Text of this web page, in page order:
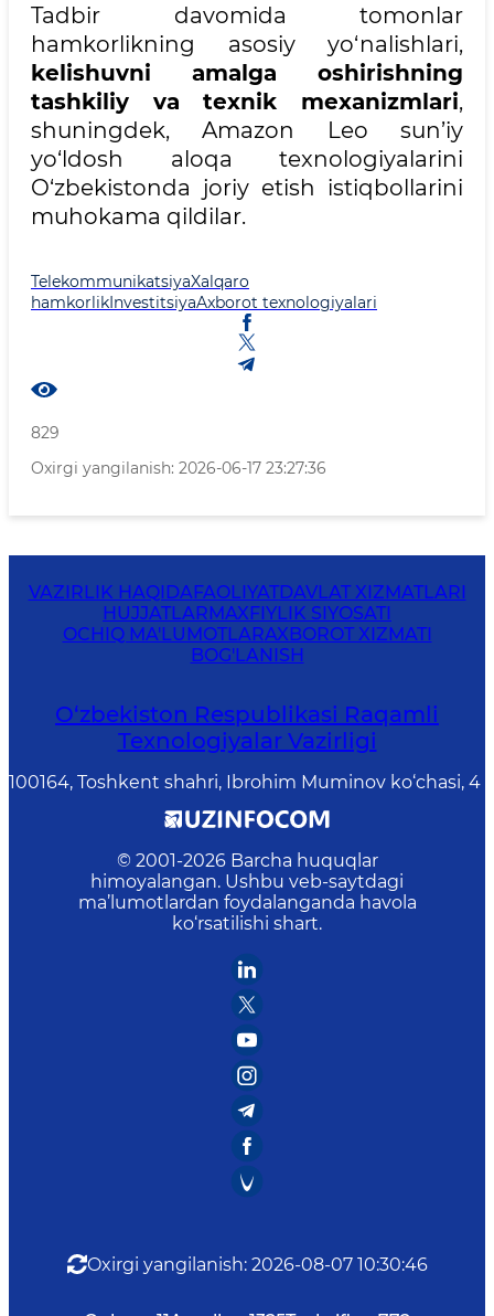
Tadbir davomida tomonlar
hamkorlikning asosiy yo‘nalishlari,
kelishuvni amalga oshirishning
tashkiliy va texnik mexanizmlari,
shuningdek, Amazon Leo sun’iy
yo‘ldosh aloqa texnologiyalarini
O‘zbekistonda joriy etish istiqbollarini
muhokama qildilar.
TelekommunikatsiyaXalqaro
hamkorlikInvestitsiyaAxborot texnologiyalari
829
Oxirgi yangilanish: 2026-06-17 23:27:36
VAZIRLIK HAQIDAFAOLIYATDAVLAT XIZMATLARI
HUJJATLARMAXFIYLIK SIYOSATI
OCHIQ MA'LUMOTLARAXBOROT XIZMATI
BOG'LANISH
O‘zbekiston Respublikasi Raqamli
Texnologiyalar Vazirligi
100164, Toshkent shahri, Ibrohim Muminov ko‘chasi, 4
© 2001-2026 Barcha huquqlar
himoyalangan. Ushbu veb-saytdagi
ma’lumotlardan foydalanganda havola
ko‘rsatilishi shart.
Oxirgi yangilanish: 2026-08-07 10:30:46